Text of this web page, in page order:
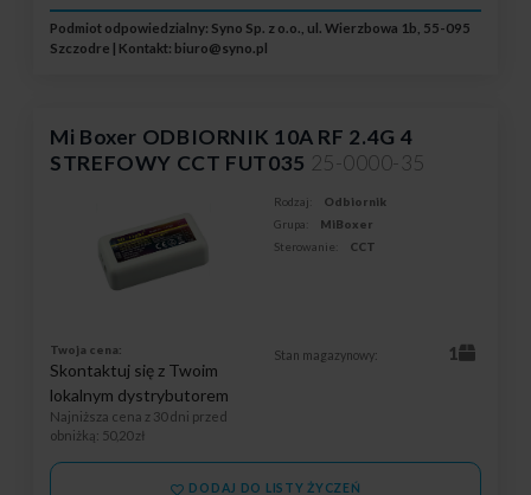
Podmiot odpowiedzialny: Syno Sp. z o.o., ul. Wierzbowa 1b, 55-095
Szczodre | Kontakt: biuro@syno.pl
Mi Boxer ODBIORNIK 10A RF 2.4G 4
STREFOWY CCT FUT035 25-0000-35
Rodzaj:
Odbiornik
Grupa:
MiBoxer
Sterowanie:
CCT
Twoja cena:
Skontaktuj się z Twoim
lokalnym dystrybutorem
Najniższa cena z 30 dni przed
obniżką: 50,20 zł
Stan magazynowy: 1
DODAJ DO LISTY ŻYCZEŃ